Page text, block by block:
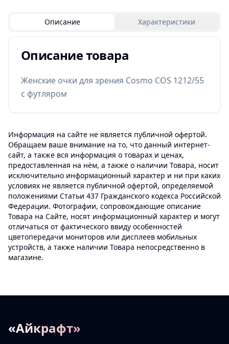
Описание Характеристики
Описание товара
Женские очки для зрения Cosmo COS 1212/55
с футляром
Информация на сайте не является публичной офертой.
Обращаем ваше внимание на то, что данный интернет-
сайт, а также вся информация о товарах и ценах,
предоставленная на нём, а также о наличии Товара, носит
исключительно информационный характер и ни при каких
условиях не является публичной офертой, определяемой
положениями Статьи 437 Гражданского кодекса Российской
Федерации. Фотографии, сопровождающие описание
Товара на Сайте, носят информационный характер и могут
отличаться от фактического ввиду особенностей
цветопередачи мониторов или дисплеев мобильных
устройств, а также наличии Товара непосредственно в
магазине.
«Айкрафт»